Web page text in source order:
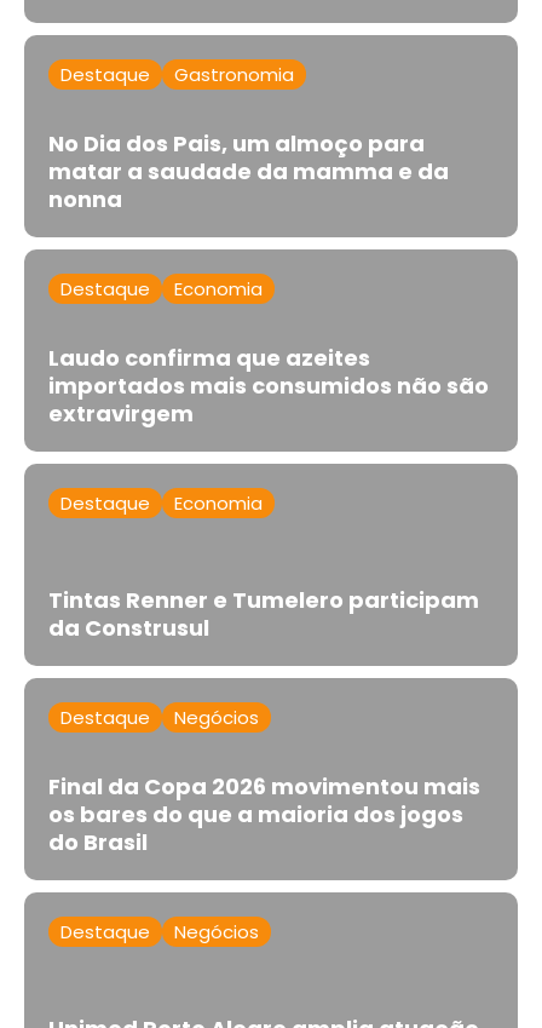
Destaque Gastronomia
No Dia dos Pais, um almoço para
matar a saudade da mamma e da
nonna
Destaque Economia
Laudo confirma que azeites
importados mais consumidos não são
extravirgem
Destaque Economia
Tintas Renner e Tumelero participam
da Construsul
Destaque Negócios
Final da Copa 2026 movimentou mais
os bares do que a maioria dos jogos
do Brasil
Destaque Negócios